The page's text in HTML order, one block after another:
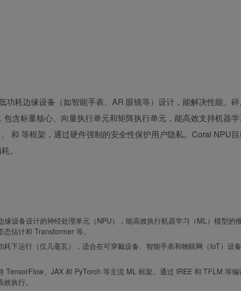
功耗边缘设备（如智能手表、AR 眼镜等）设计，能解决性能、
含标量核心、向量执行单元和矩阵执行单元，能高效支持机器
和 等框架，通过硬件强制的安全性保护用户隐私。Coral NPU
。
缘设备设计的神经处理单元（NPU），能高效执行机器学习（ML）模型的推
估计和 Transformer 等。
耗下运行（仅几毫瓦），适合在可穿戴设备、智能手表和物联网（IoT）设
TensorFlow、JAX 和 PyTorch 等主流 ML 框架。通过 IREE 和 TFLM 等编
执行。